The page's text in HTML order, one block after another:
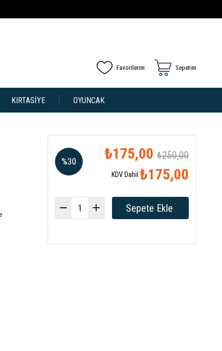
KIRTASİYE OYUNCAK
Sepetim
Favorilerim
%30
₺250,00
₺175,00
KDV Dahil ₺175,00